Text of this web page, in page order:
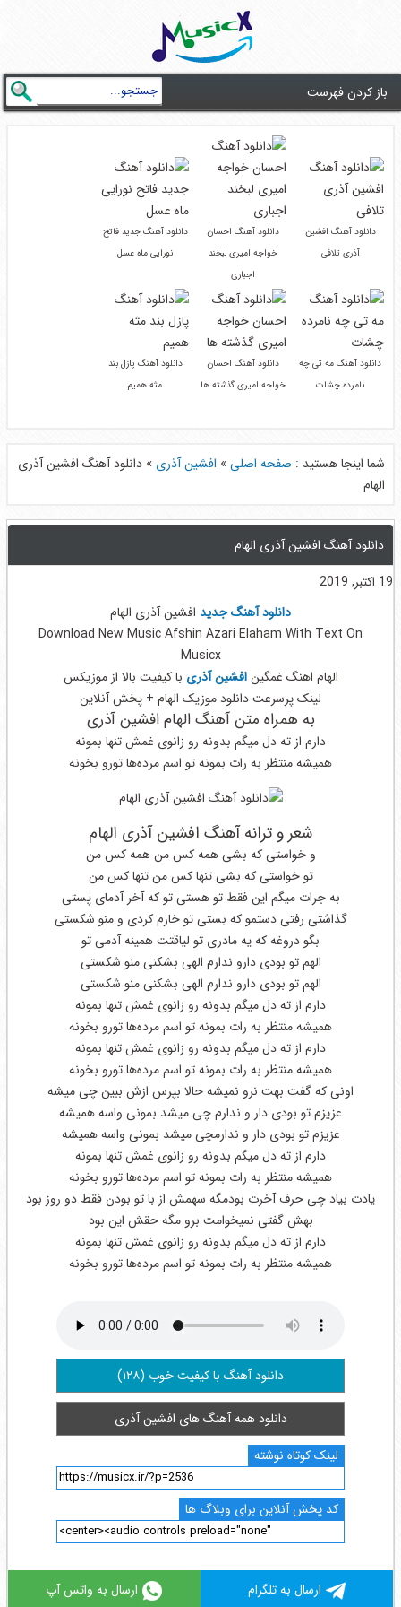
باز کردن فهرست
دانلود آهنگ افشین
آذری تلافی
دانلود آهنگ احسان
خواجه امیری لبخند
اجباری
دانلود آهنگ جدید فاتح
نورایی ماه عسل
دانلود آهنگ مه تی چه
نامرده چشات
دانلود آهنگ احسان
خواجه امیری گذشته ها
دانلود آهنگ پازل بند
مثه همیم
شما اینجا هستید : صفحه اصلی» افشین آذری » دانلود آهنگ افشین آذری
الهام
دانلود آهنگ افشین آذری الهام
19 اکتبر, 2019
دانلود آهنگ جدیدافشین آذری الهام
Download New Music Afshin Azari Elaham With Text On
Musicx
الهام اهنگ غمگینافشین آذری با کیفیت بالا از موزیکس
لینک پرسرعت دانلود موزیک الهام + پخش آنلاین
به همراه متن آهنگ الهام افشین آذری
دارم از ته دل میگم بدونه رو زانوی غمش تنها بمونه
همیشه منتظر به رات بمونه تو اسم مرده‌ها تورو بخونه
شعر و ترانه آهنگ افشین آذری الهام
و خواستی‌ که بشی‌ همه کس من همه کس من
تو خواستی‌ که بشی‌ تنها کس من تنها کس من
به جرات میگم این فقط تو هستی‌ تو که آخر آدمای‌ پستی
گذاشتی رفتی‌ دستمو که بستی تو خارم کردی و منو شکستی
بگو دروغه که یه مادری تو لیاقتت همینه آدمی‌ تو
الهم تو بودی دارو ندارم الهی بشکنی منو شکستی
الهم تو بودی دارو ندارم الهی بشکنی منو شکستی
دارم از ته دل میگم بدونه رو زانوی غمش تنها بمونه
همیشه منتظر به رات بمونه تو اسم مرده‌ها تورو بخونه
دارم از ته دل میگم بدونه رو زانوی غمش تنها بمونه
همیشه منتظر به رات بمونه تو اسم مرده‌ها تورو بخونه
اونی که گفت بهت نرو نمیشه حالا بپرس ازش ببین چی‌ میشه
عزیزم تو بودی دار و ندارم چی‌ میشد بمونی واسه همیشه
عزیزم تو بودی دار و ندارمچی‌ میشد بمونی واسه همیشه
دارم از ته دل میگم بدونه رو زانوی غمش تنها بمونه
همیشه منتظر به رات بمونه تو اسم مرده‌ها تورو بخونه
یادت بیاد چی‌ حرف آخرت بودمگه سهمش از با تو بودن فقط دو روز بود
بهش گفتی‌ نمیخوامت برو مگه حقش این بود
دارم از ته دل میگم بدونه رو زانوی غمش تنها بمونه
همیشه منتظر به رات بمونه تو اسم مرده‌ها تورو بخونه
دانلود آهنگ با کیفیت خوب (۱۲۸)
دانلود همه آهنگ های افشین آذری
لینک کوتاه نوشته
کد پخش آنلاین برای وبلاگ ها
ارسال به تلگرام ارسال به واتس آپ